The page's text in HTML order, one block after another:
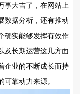
事大吉了，在网站上
数据分析，还有推动
确实能够发挥有效作
及长期运营这几方面
企业的不断成长而持
靠动力来源。